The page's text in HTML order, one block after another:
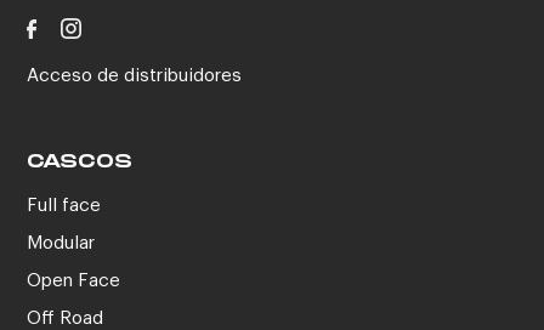
Acceso de distribuidores
CASCOS
Full face
Modular
Open Face
Off Road